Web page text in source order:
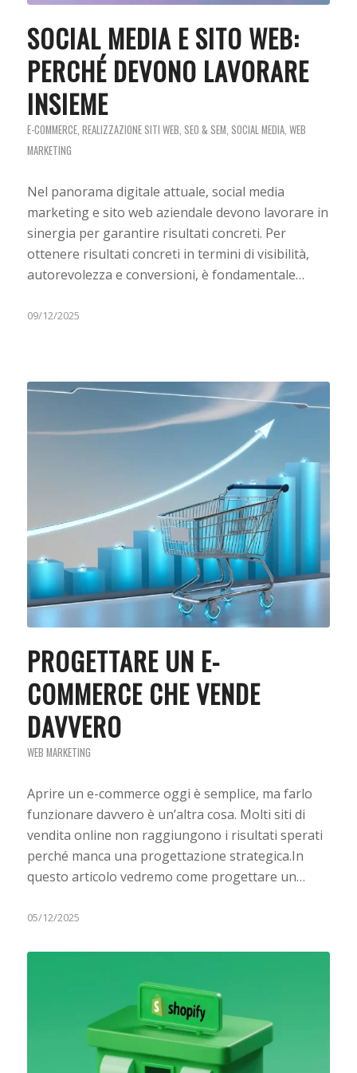
SOCIAL MEDIA E SITO WEB:
PERCHÉ DEVONO LAVORARE
INSIEME
E-COMMERCE, REALIZZAZIONE SITI WEB, SEO & SEM, SOCIAL MEDIA, WEB
MARKETING
Nel panorama digitale attuale, social media
marketing e sito web aziendale devono lavorare in
sinergia per garantire risultati concreti. Per
ottenere risultati concreti in termini di visibilità,
autorevolezza e conversioni, è fondamentale…
09/12/2025
PROGETTARE UN E-
COMMERCE CHE VENDE
DAVVERO
WEB MARKETING
Aprire un e-commerce oggi è semplice, ma farlo
funzionare davvero è un’altra cosa. Molti siti di
vendita online non raggiungono i risultati sperati
perché manca una progettazione strategica.In
questo articolo vedremo come progettare un…
05/12/2025